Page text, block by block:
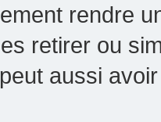
rendre
retirer ou
aussi